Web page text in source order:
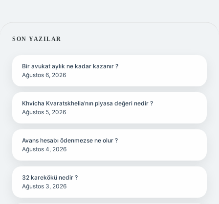
SIDEBAR
SON YAZILAR
Bir avukat aylık ne kadar kazanır ?
Ağustos 6, 2026
Khvicha Kvaratskhelia’nın piyasa değeri nedir ?
Ağustos 5, 2026
Avans hesabı ödenmezse ne olur ?
Ağustos 4, 2026
32 karekökü nedir ?
Ağustos 3, 2026